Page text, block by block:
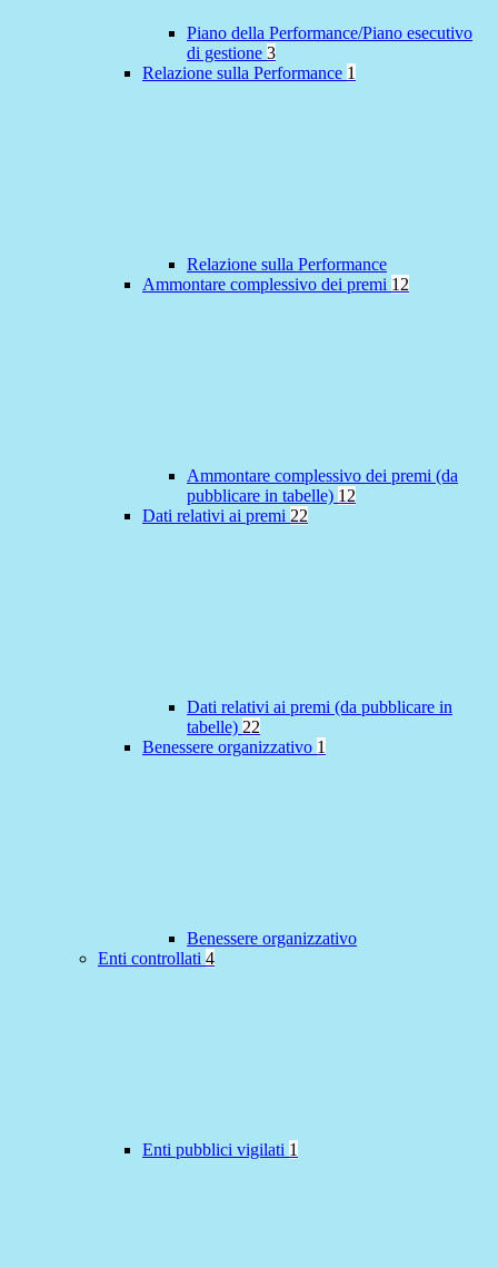
Piano della Performance/Piano esecutivo
di gestione 3
Relazione sulla Performance 1
Relazione sulla Performance
Ammontare complessivo dei premi 12
Ammontare complessivo dei premi (da
pubblicare in tabelle) 12
Dati relativi ai premi 22
Dati relativi ai premi (da pubblicare in
tabelle) 22
Benessere organizzativo 1
Benessere organizzativo
Enti controllati 4
Enti pubblici vigilati 1